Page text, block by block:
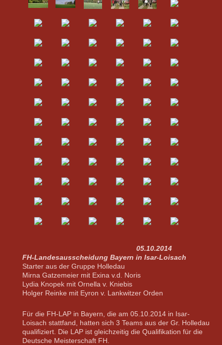
05.10.2014
FH-Landesausscheidung Bayern in Isar-Loisach
Starter aus der Gruppe Holledau
Mirna Gatzemeier mit Exina v.d. Noris
Lydia Knopek mit Ornella v. Kniebis
Holger Reinke mit Eyron v. Lankwitzer Orden
Für die FH-LAP in Bayern, die am 05.10.2014 in Isar-
Loisach stattfand, hatten sich 3 Teams aus der Gr. Holledau
qualifiziert. Die LAP ist gleichzeitig die Qualifikation für die
Deutsche Meisterschaft FH.